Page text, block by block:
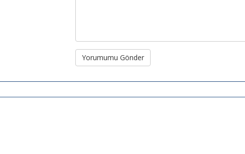
Yorumumu Gönder